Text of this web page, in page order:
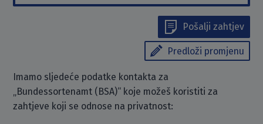
Pošalji zahtjev
Predloži promjenu
Imamo sljedeće podatke kontakta za
„Bundessortenamt (BSA)“ koje možeš koristiti za
zahtjeve koji se odnose na privatnost: